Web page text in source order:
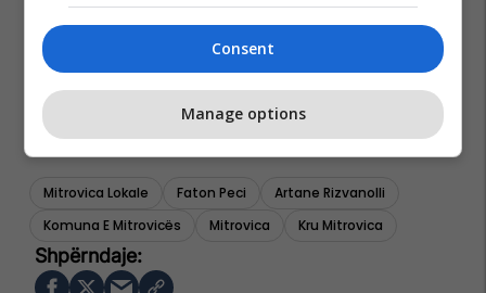
Mitrovica Lokale Faton Peci
Artane Rizvanolli
Komuna E Mitrovicës
Mitrovica Kru Mitrovica
Consent
Manage options